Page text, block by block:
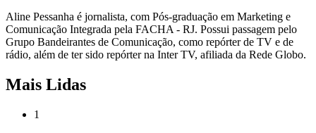
Aline Pessanha é jornalista, com Pós-graduação em Marketing e
Comunicação Integrada pela FACHA - RJ. Possui passagem pelo
Grupo Bandeirantes de Comunicação, como repórter de TV e de
rádio, além de ter sido repórter na Inter TV, afiliada da Rede Globo.
Mais Lidas
1